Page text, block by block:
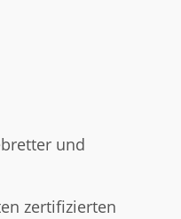
und
zertifizierten